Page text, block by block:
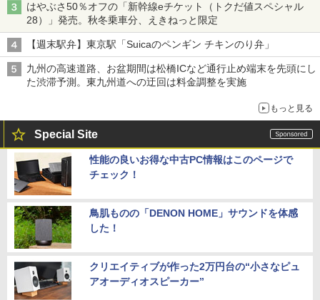
はやぶさ50％オフの「新幹線eチケット（トクだ値スペシャル
28）」発売。秋冬乗車分、えきねっと限定
【週末駅弁】東京駅「Suicaのペンギン チキンのり弁」
九州の高速道路、お盆期間は松橋ICなど通行止め端末を先頭にし
た渋滞予測。東九州道への迂回は料金調整を実施
もっと見る
Special Site
性能の良いお得な中古PC情報はこのページで
チェック！
鳥肌ものの「DENON HOME」サウンドを体感
した！
クリエイティブが作った2万円台の“小さなピュ
アオーディオスピーカー”